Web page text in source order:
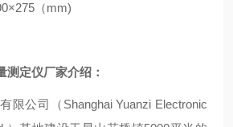
（mm)
测定仪厂家介绍：
限公司（Shanghai Yuanzi Electronic